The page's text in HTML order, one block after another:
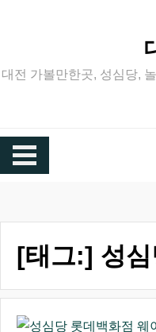
대전 가볼만한곳, 성심당,
[태그:] 성